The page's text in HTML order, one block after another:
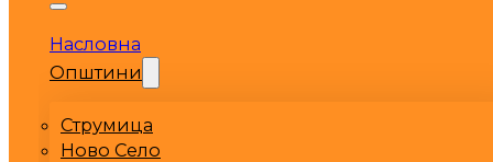
Насловна
Општини
Струмица
Ново Село